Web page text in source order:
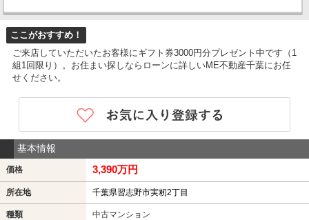
ここがおすすめ！
ご来店していただいたお客様にギフト券3000円分プレゼント中です（1
組1回限り）。お住まい探しならローンに詳しいME不動産千葉にお任
せください。
基本情報
価格 3,390万円
所在地 千葉県習志野市実籾2丁目
種類 中古マンション